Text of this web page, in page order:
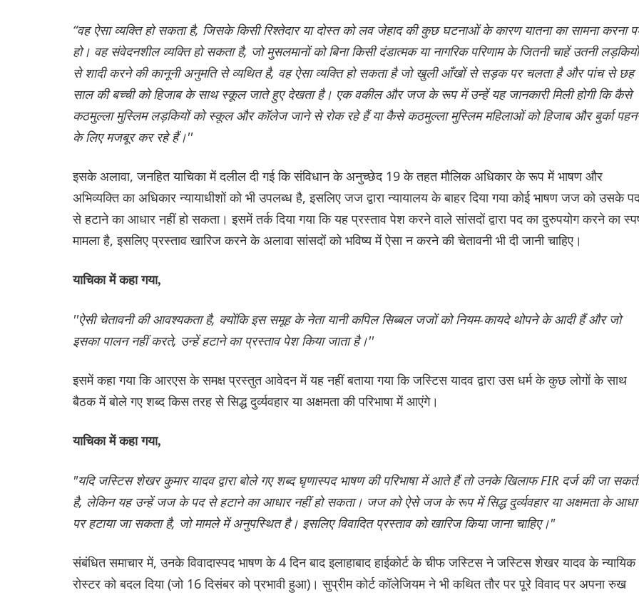
“वह ऐसा व्यक्ति हो सकता है, जिसके किसी रिश्तेदार या दोस्त को लव जेहाद की कुछ घटनाओं के कारण यातना का सामना करना
हो। वह संवेदनशील व्यक्ति हो सकता है, जो मुसलमानों को बिना किसी दंडात्मक या नागरिक परिणाम के जितनी चाहें उतनी लड़कियों
से शादी करने की कानूनी अनुमति से व्यथित है, वह ऐसा व्यक्ति हो सकता है जो खुली आँखों से सड़क पर चलता है और पांच से छह
साल की बच्ची को हिजाब के साथ स्कूल जाते हुए देखता है। एक वकील और जज के रूप में उन्हें यह जानकारी मिली होगी कि कैसे
कठमुल्ला मुस्लिम लड़कियों को स्कूल और कॉलेज जाने से रोक रहे हैं या कैसे कठमुल्ला मुस्लिम महिलाओं को हिजाब और बुर्का
के लिए मजबूर कर रहे हैं।''
इसके अलावा, जनहित याचिका में दलील दी गई कि संविधान के अनुच्छेद 19 के तहत मौलिक अधिकार के रूप में भाषण और
अभिव्यक्ति का अधिकार न्यायाधीशों को भी उपलब्ध है, इसलिए जज द्वारा न्यायालय के बाहर दिया गया कोई भाषण जज को उसके
से हटाने का आधार नहीं हो सकता। इसमें तर्क दिया गया कि यह प्रस्ताव पेश करने वाले सांसदों द्वारा पद का दुरुपयोग करने का
मामला है, इसलिए प्रस्ताव खारिज करने के अलावा सांसदों को भविष्य में ऐसा न करने की चेतावनी भी दी जानी चाहिए।
याचिका में कहा गया,
''ऐसी चेतावनी की आवश्यकता है, क्योंकि इस समूह के नेता यानी कपिल सिब्बल जजों को नियम-कायदे थोपने के आदी हैं और जो
इसका पालन नहीं करते, उन्हें हटाने का प्रस्ताव पेश किया जाता है।''
इसमें कहा गया कि आरएस के समक्ष प्रस्तुत आवेदन में यह नहीं बताया गया कि जस्टिस यादव द्वारा उस धर्म के कुछ लोगों के साथ
बैठक में बोले गए शब्द किस तरह से सिद्ध दुर्व्यवहार या अक्षमता की परिभाषा में आएंगे।
याचिका में कहा गया,
"यदि जस्टिस शेखर कुमार यादव द्वारा बोले गए शब्द घृणास्पद भाषण की परिभाषा में आते हैं तो उनके खिलाफ FIR दर्ज की जा
है, लेकिन यह उन्हें जज के पद से हटाने का आधार नहीं हो सकता। जज को ऐसे जज के रूप में सिद्ध दुर्व्यवहार या अक्षमता के
पर हटाया जा सकता है, जो मामले में अनुपस्थित है। इसलिए विवादित प्रस्ताव को खारिज किया जाना चाहिए।"
संबंधित समाचार में, उनके विवादास्पद भाषण के 4 दिन बाद इलाहाबाद हाईकोर्ट के चीफ जस्टिस ने जस्टिस शेखर यादव के न्यायिक
रोस्टर को बदल दिया (जो 16 दिसंबर को प्रभावी हुआ)। सुप्रीम कोर्ट कॉलेजियम ने भी कथित तौर पर पूरे विवाद पर अपना रुख